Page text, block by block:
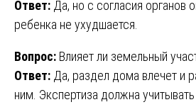
Ответ: Да, но с согласия органов
ребенка не ухудшается.
Вопрос: Влияет ли земельный
Ответ: Да, раздел дома влечет и
ним. Экспертиза должна учитывать